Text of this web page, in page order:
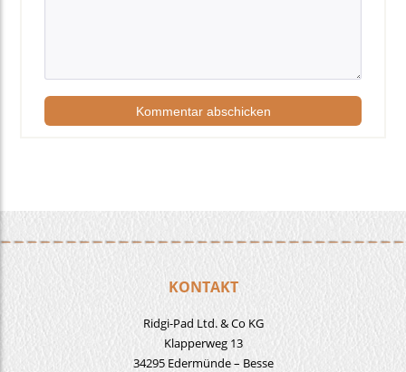
KONTAKT
Ridgi-Pad Ltd. & Co KG
Klapperweg 13
34295 Edermünde – Besse